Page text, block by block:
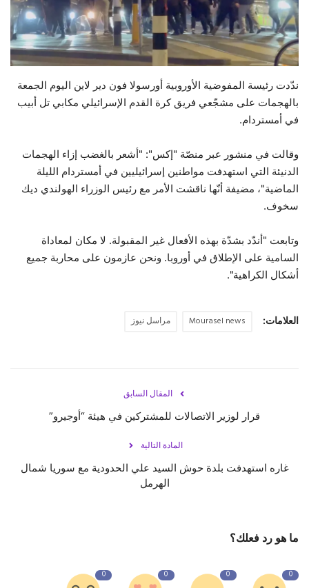
حياة
ندّدت رئيسة المفوضية الأوروبية أورسولا فون دير لاين اليوم الجمعة
بالهجمات على مشجّعي فريق كرة القدم الإسرائيلي مكابي تل أبيب
في أمستردام.
وقالت في منشور عبر منصّة "إكس": "أشعر بالغضب إزاء الهجمات
الدنيئة التي استهدفت مواطنين إسرائيليين في أمستردام الليلة
الماضية"، مضيفة أنّها ناقشت الأمر مع رئيس الوزراء الهولندي ديك
سخوف.
وتابعت "أندّد بشدّة بهذه الأفعال غير المقبولة. لا مكان لمعاداة
السامية على الإطلاق في أوروبا. ونحن عازمون على محاربة جميع
أشكال الكراهية".
العلامات: Mourasel news مراسل نيوز
المقال السابق
قرار لوزير الاتصالات للمشتركين في هيئة “أوجيرو”
المادة التالية
غاره استهدفت بلدة حوش السيد علي الحدودية مع سوريا شمال
الهرمل
ما هو رد فعلك؟
0
0
0
0